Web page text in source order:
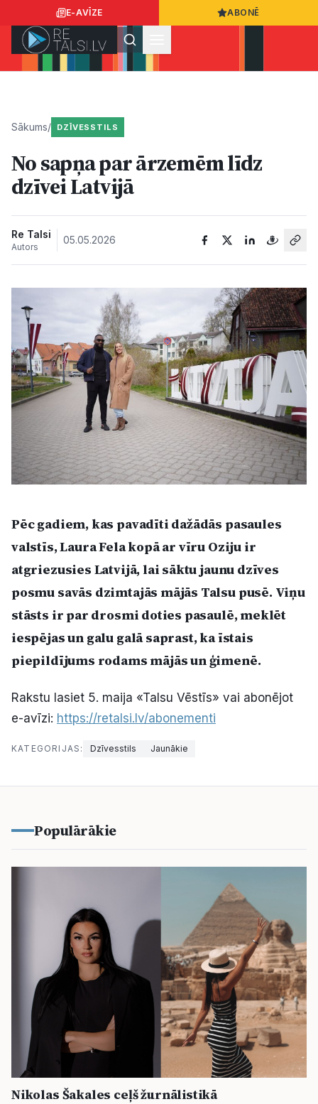
E-AVĪZE ABONĒ
Ziņas
Sports
Kultūra
Bizness
Video
Vieta
Sludinājumi
Pasākumi
Reklāma
Politiskā reklāma
Par mums
Kontakti
Sākums/ DZĪVESSTILS
No sapņa par ārzemēm līdz
dzīvei Latvijā
Re Talsi
Autors
05.05.2026
Pēc gadiem, kas pavadīti dažādās pasaules
valstīs, Laura Fela kopā ar vīru Oziju ir
atgriezusies Latvijā, lai sāktu jaunu dzīves
posmu savās dzimtajās mājās Talsu pusē. Viņu
stāsts ir par drosmi doties pasaulē, meklēt
iespējas un galu galā saprast, ka īstais
piepildījums rodams mājās un ģimenē.
Rakstu lasiet 5. maija «Talsu Vēstīs» vai abonējot
e-avīzi: https://retalsi.lv/abonementi
KATEGORIJAS: Dzīvesstils Jaunākie
Populārākie
Nikolas Šakales ceļš žurnālistikā